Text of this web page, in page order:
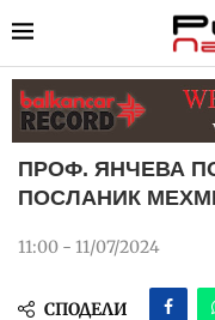
ПРОФ. ЯНЧЕВА
ПОСЛАНИК
11:00 - 11/07/2024
СПОДЕЛИ